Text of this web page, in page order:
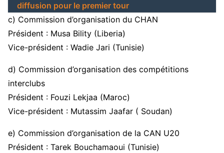
diffusion pour le premier tour
c) Commission d’organisation du CHAN
Président : Musa Bility (Liberia)
Vice-président : Wadie Jari (Tunisie)
d) Commission d’organisation des compétitions
interclubs
Président : Fouzi Lekjaa (Maroc)
Vice-président : Mutassim Jaafar ( Soudan)
e) Commission d’organisation de la CAN U20
Président : Tarek Bouchamaoui (Tunisie)